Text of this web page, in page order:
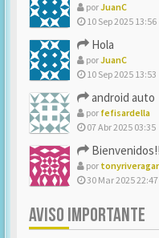
porJuanC
10 Sep 2025 13:56
Hola
porJuanC
10 Sep 2025 13:53
android auto
por fefisardella
07 Abr 2025 03:35
Bienvenidos!!
por
30 Mar 2025 22:47
AVISO IMPORTANTE